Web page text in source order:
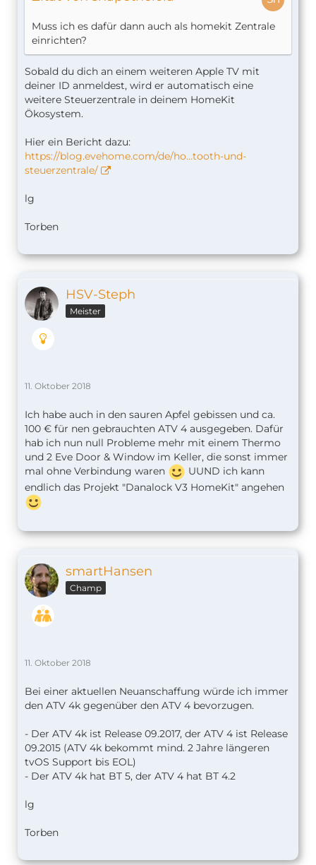
Muss ich es dafür dann auch als homekit Zentrale
einrichten?
Sobald du dich an einem weiteren Apple TV mit
deiner ID anmeldest, wird er automatisch eine
weitere Steuerzentrale in deinem HomeKit
Ökosystem.
Hier ein Bericht dazu:
https://blog.evehome.com/de/ho…tooth-und-
steuerzentrale/
lg
Torben
HSV-Steph
Meister
11. Oktober 2018
Ich habe auch in den sauren Apfel gebissen und ca.
100 € für nen gebrauchten ATV 4 ausgegeben. Dafür
hab ich nun null Probleme mehr mit einem Thermo
und 2 Eve Door & Window im Keller, die sonst immer
mal ohne Verbindung waren
UUND ich kann
endlich das Projekt "Danalock V3 HomeKit" angehen
smartHansen
Champ
11. Oktober 2018
Bei einer aktuellen Neuanschaffung würde ich immer
den ATV 4k gegenüber den ATV 4 bevorzugen.
- Der ATV 4k ist Release 09.2017, der ATV 4 ist Release
09.2015 (ATV 4k bekommt mind. 2 Jahre längeren
tvOS Support bis EOL)
- Der ATV 4k hat BT 5, der ATV 4 hat BT 4.2
lg
Torben